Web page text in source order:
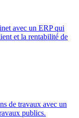
avec un ERP qui
et la rentabilité de
de travaux avec un
publics.